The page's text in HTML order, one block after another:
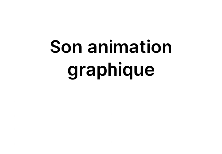
Son animation
graphique